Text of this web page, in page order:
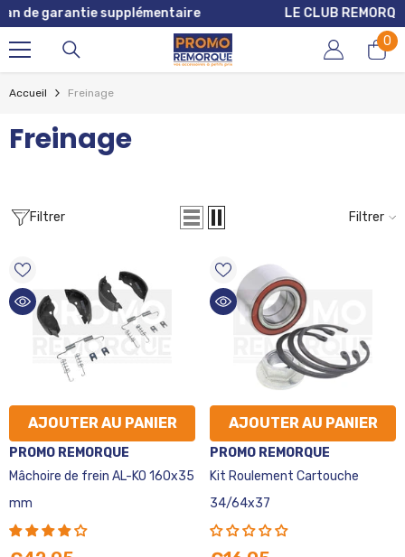
ALLER AU CONTENU
LE CLUB REMORQUE: Points et réductions
0
0
Accueil Freinage
Freinage
Filtrer Filtrer
AJOUTER AU PANIER
VENDEUR
:
PROMO REMORQUE
Mâchoire de frein AL-KO 160x35
mm
AJOUTER AU PANIER
VENDEUR
:
PROMO REMORQUE
Kit Roulement Cartouche
34/64x37